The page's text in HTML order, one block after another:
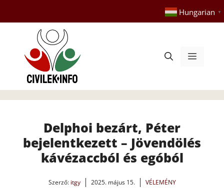
tartalomba
Hungarian ▼
Menü
Delphoi bezárt, Péter
bejelentkezett – Jövendölés
kávézaccból és egóból
Szerző: itgy 2025. május 15. VÉLEMÉNY